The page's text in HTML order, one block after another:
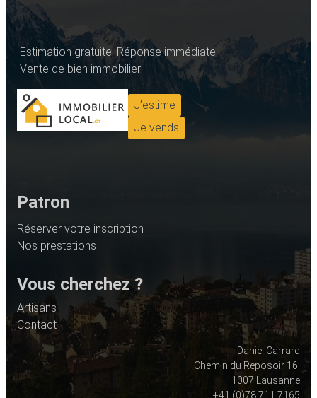
Estimation gratuite. Réponse immédiate
Vente de bien immobilier
J’estime
Je vends
Patron
Réserver votre inscription
Nos prestations
Vous cherchez ?
Artisans
Contact
Daniel Carrard
Chemin du Reposoir 16,
1007 Lausanne
+41 (0)78 711 7165